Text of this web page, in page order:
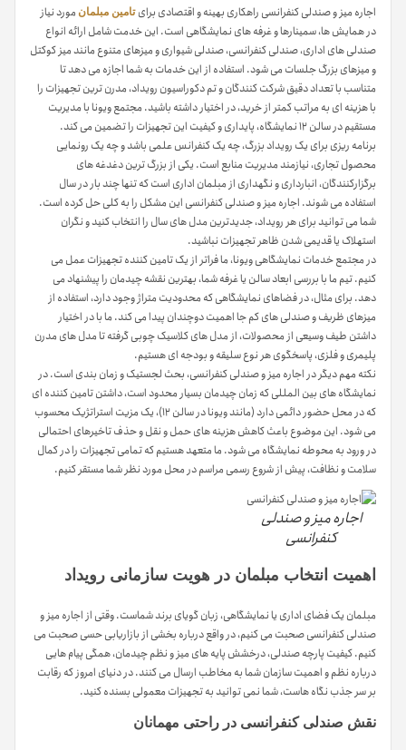
اجاره میز و صندلی کنفرانسی راهکاری بهینه و اقتصادی برای تامین مبلمان مورد نیاز
در همایش ها، سمینارها و غرفه های نمایشگاهی است. این خدمت شامل ارائه انواع
صندلی های اداری، صندلی کنفرانسی، صندلی شیواری و میزهای متنوع مانند میز کوکتل
و میزهای بزرگ جلسات می شود. استفاده از این خدمات به شما اجازه می دهد تا
متناسب با تعداد دقیق شرکت کنندگان و تم دکوراسیون رویداد، مدرن ترین تجهیزات را
با هزینه ای به مراتب کمتر از خرید، در اختیار داشته باشید. مجتمع ویونا با مدیریت
مستقیم در سالن ۱۲ نمایشگاه، پایداری و کیفیت این تجهیزات را تضمین می کند.
برنامه ریزی برای یک رویداد بزرگ، چه یک کنفرانس علمی باشد و چه یک رونمایی
محصول تجاری، نیازمند مدیریت منابع است. یکی از بزرگ ترین دغدغه های
برگزارکنندگان، انبارداری و نگهداری از مبلمان اداری است که تنها چند بار در سال
استفاده می شوند. اجاره میز و صندلی کنفرانسی این مشکل را به کلی حل کرده است.
شما می توانید برای هر رویداد، جدیدترین مدل های سال را انتخاب کنید و نگران
استهلاک یا قدیمی شدن ظاهر تجهیزات نباشید.
در مجتمع خدمات نمایشگاهی ویونا، ما فراتر از یک تامین کننده تجهیزات عمل می
کنیم. تیم ما با بررسی ابعاد سالن یا غرفه شما، بهترین نقشه چیدمان را پیشنهاد می
دهد. برای مثال، در فضاهای نمایشگاهی که محدودیت متراژ وجود دارد، استفاده از
میزهای ظریف و صندلی های کم جا اهمیت دوچندان پیدا می کند. ما با در اختیار
داشتن طیف وسیعی از محصولات، از مدل های کلاسیک چوبی گرفته تا مدل های مدرن
پلیمری و فلزی، پاسخگوی هر نوع سلیقه و بودجه ای هستیم.
نکته مهم دیگر در اجاره میز و صندلی کنفرانسی، بحث لجستیک و زمان بندی است. در
نمایشگاه های بین المللی که زمان چیدمان بسیار محدود است، داشتن تامین کننده ای
که در محل حضور دائمی دارد (مانند ویونا در سالن ۱۲)، یک مزیت استراتژیک محسوب
می شود. این موضوع باعث کاهش هزینه های حمل و نقل و حذف تاخیرهای احتمالی
در ورود به محوطه نمایشگاه می شود. ما متعهد هستیم که تمامی تجهیزات را در کمال
سلامت و نظافت، پیش از شروع رسمی مراسم در محل مورد نظر شما مستقر کنیم.
اجاره میز و صندلی
کنفرانسی
اهمیت انتخاب مبلمان در هویت سازمانی رویداد
مبلمان یک فضای اداری یا نمایشگاهی، زبان گویای برند شماست. وقتی از اجاره میز و
صندلی کنفرانسی صحبت می کنیم، در واقع درباره بخشی از بازاریابی حسی صحبت می
کنیم. کیفیت پارچه صندلی، درخشش پایه های میز و نظم چیدمان، همگی پیام هایی
درباره نظم و اهمیت سازمان شما به مخاطب ارسال می کنند. در دنیای امروز که رقابت
بر سر جذب نگاه هاست، شما نمی توانید به تجهیزات معمولی بسنده کنید.
نقش صندلی کنفرانسی در راحتی مهمانان